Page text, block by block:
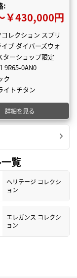
:
￥430,000円
レクション スプリ
ブ ダイバーズウォ
ターショップ限定
9R65-0AN0
ク
イトチタン
詳細を見る
覧
ヘリテージ コレクシ
ョン
エレガンス コレクシ
ョン